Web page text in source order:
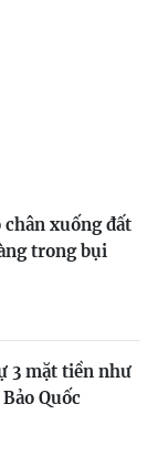
chân xuống đất
trong bụi
3 mặt tiền như
Quốc